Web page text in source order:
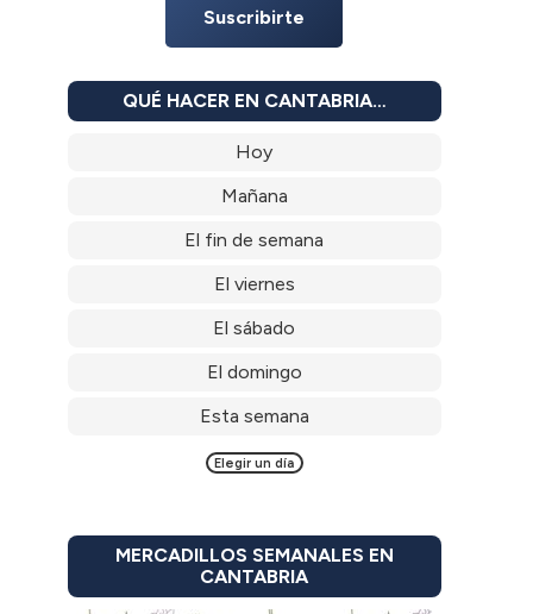
Suscribirte
QUÉ HACER EN CANTABRIA…
Hoy
Mañana
El fin de semana
El viernes
El sábado
El domingo
Esta semana
Elegir un día
MERCADILLOS SEMANALES EN
CANTABRIA